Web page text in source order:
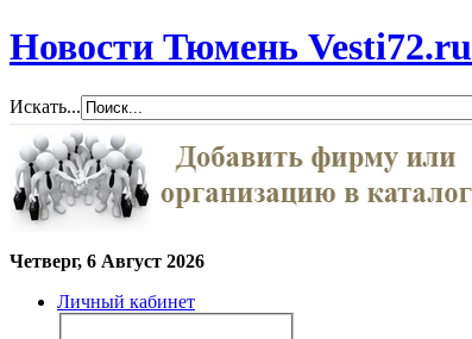
Новости Тюмень Vesti72.ru
Искать...
Четверг, 6 Август 2026
Личный кабинет